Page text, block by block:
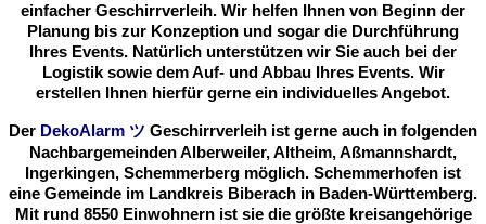
einfacher Geschirrverleih. Wir helfen Ihnen von Beginn der
Planung bis zur Konzeption und sogar die Durchführung
Ihres Events. Natürlich unterstützen wir Sie auch bei der
Logistik sowie dem Auf- und Abbau Ihres Events. Wir
erstellen Ihnen hierfür gerne ein individuelles Angebot.
Der DekoAlarm ツ Geschirrverleih ist gerne auch in folgenden
Nachbargemeinden Alberweiler, Altheim, Aßmannshardt,
Ingerkingen, Schemmerberg möglich. Schemmerhofen ist
eine Gemeinde im Landkreis Biberach in Baden-Württemberg.
Mit rund 8550 Einwohnern ist sie die größte kreisangehörige